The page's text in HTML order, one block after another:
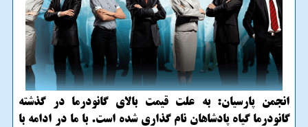
انجمن پارسیان: به علت قیمت بالای گانودرما در گذشته
گانودرما گیاه پادشاهان نام گذاری شده است. با ما در ادامه با